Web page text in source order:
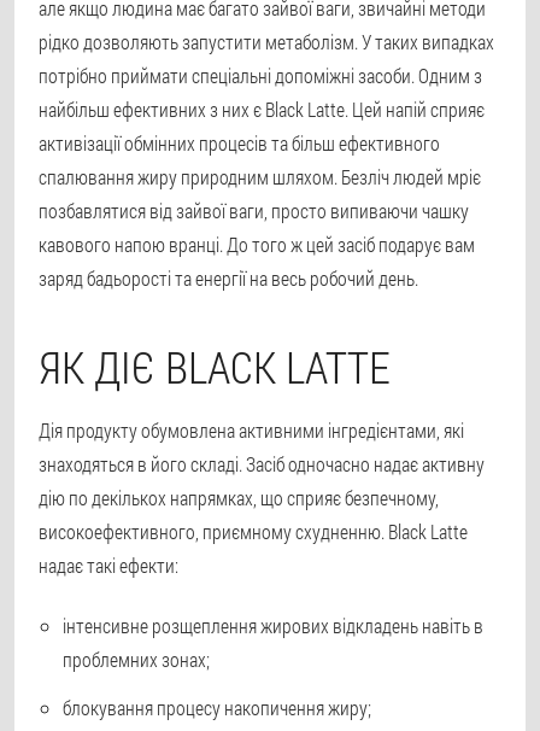
але якщо людина має багато зайвої ваги, звичайні методи
рідко дозволяють запустити метаболізм. У таких випадках
потрібно приймати спеціальні допоміжні засоби. Одним з
найбільш ефективних з них є Black Latte. Цей напій сприяє
активізації обмінних процесів та більш ефективного
спалювання жиру природним шляхом. Безліч людей мріє
позбавлятися від зайвої ваги, просто випиваючи чашку
кавового напою вранці. До того ж цей засіб подарує вам
заряд бадьорості та енергії на весь робочий день.
ЯК ДІЄ BLACK LATTE
Дія продукту обумовлена активними інгредієнтами, які
знаходяться в його складі. Засіб одночасно надає активну
дію по декількох напрямках, що сприяє безпечному,
високоефективного, приємному схудненню. Black Latte
надає такі ефекти:
інтенсивне розщеплення жирових відкладень навіть в
проблемних зонах;
блокування процесу накопичення жиру;